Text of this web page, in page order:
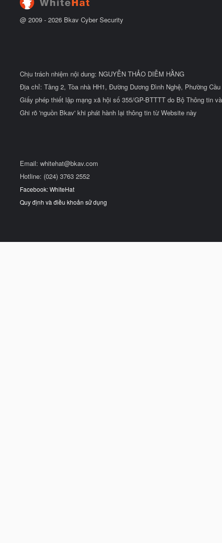
@ 2009 - 2026 Bkav Cyber Security
Chịu trách nhiệm nội dung: NGUYỄN THẢO DIỄM HẰNG
Địa chỉ: Tầng 2, Tòa nhà HH1, Đường Dương Đình Nghệ, Phường
Giấy phép thiết lập mạng xã hội số 355/GP-BTTTT do Bộ Thông tin
Ghi rõ 'nguồn Bkav' khi phát hành lại thông tin từ Website này
Email: whitehat@bkav.com
Hotline: (024) 3763 2552
Facebook: WhiteHat
Quy định và điều khoản sử dụng